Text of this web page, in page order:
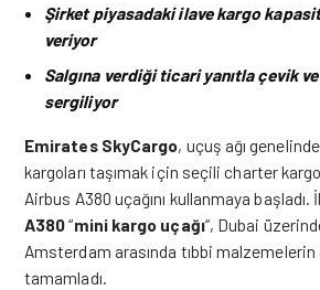
Şirket piyasadaki ilave kargo
veriyor
Salgına verdiği ticari yanıtla çevik
sergiliyor
Emirates SkyCargo, uçuş ağı
kargoları taşımak için seçili charter
Airbus A380 uçağını kullanmaya
A380“mini kargo uçağı“, Dubai
Amsterdam arasında tıbbi malzemelerin
tamamladı.